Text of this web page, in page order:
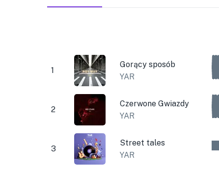
1
Gorący sposób
YAR
2
Czerwone Gwiazdy
YAR
3
Street tales
YAR